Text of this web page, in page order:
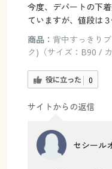
今度、デパートの下
ていますが、値段は
商品： 背中すっきり
ク)（サイズ：B90 /
役に立った 0
サイトからの返信
セシール